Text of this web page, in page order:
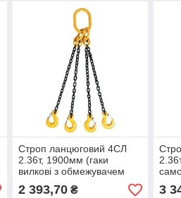
Строп ланцюговий 4СЛ
2.36т, 1900мм (гаки
вилкові з обмежувачем
гілки)
2 393,70₴ 3